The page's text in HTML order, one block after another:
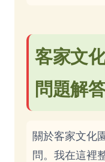
客家文
問題解答
關於客家文化
問。我在這裡